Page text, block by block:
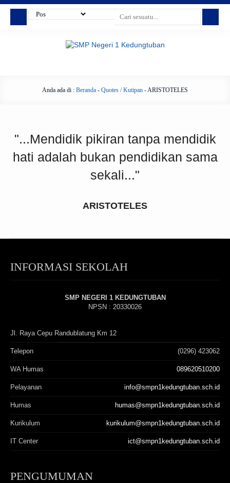
Anda ada di : Beranda - Quotes / Kutipan -ARISTOTELES
"...Mendidik pikiran tanpa mendidik
hati adalah bukan pendidikan sama
sekali..."
ARISTOTELES
INFORMASI SEKOLAH
SMP NEGERI 1 KEDUNGTUBAN
NPSN : 20330026
Jl. Raya Cepu Randublatung Km 12
Telepon (0296) 423062
WA Humas 089620510200
Pelayanan info@smpn1kedungtuban.sch.id
Humas humas@smpn1kedungtuban.sch.id
Kurikulum kurikulum@smpn1kedungtuban.sch.id
IT Center ict@smpn1kedungtuban.sch.id
PENGUMUMAN